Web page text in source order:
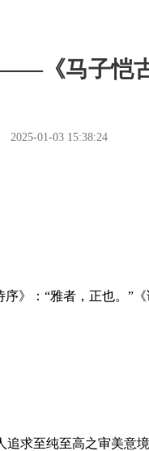
《马子恺
2025-01-03 15:38:24
序》：“雅者，正也。”
追求至纯至高之审美意